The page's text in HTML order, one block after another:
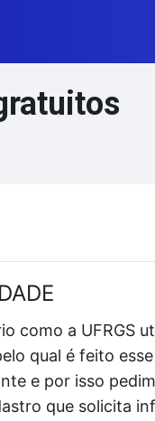
como a UFRGS
qual é feito
e por isso
que solicita